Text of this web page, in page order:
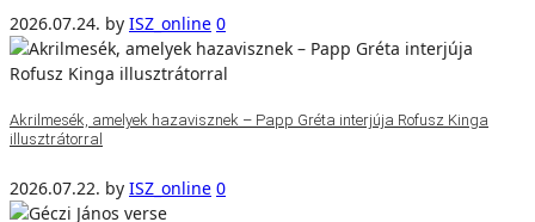
2026.07.24. by ISZ_online 0
Akrilmesék, amelyek hazavisznek – Papp Gréta interjúja Rofusz Kinga
illusztrátorral
2026.07.22. by ISZ_online 0